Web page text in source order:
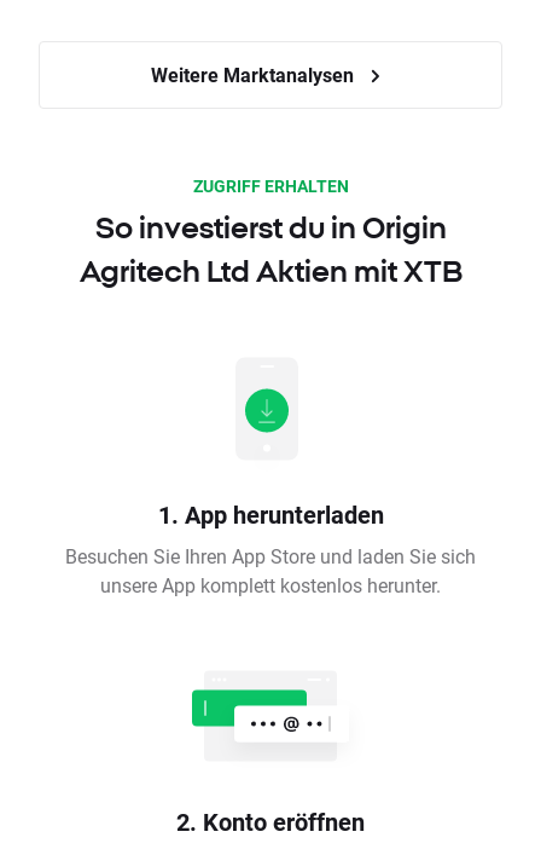
Weitere Marktanalysen
ZUGRIFF ERHALTEN
So investierst du in Origin
Agritech Ltd Aktien mit XTB
1. App herunterladen
Besuchen Sie Ihren App Store und laden Sie sich
unsere App komplett kostenlos herunter.
2. Konto eröffnen